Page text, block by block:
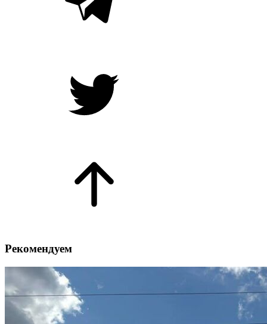
Рекомендуем